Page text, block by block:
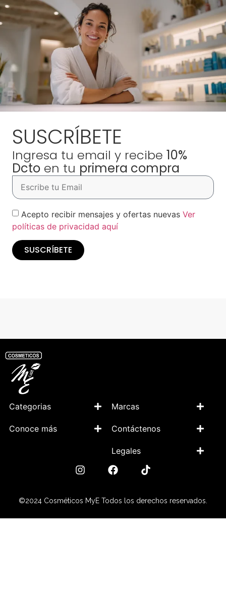
SUSCRÍBETE
Ingresa tu email y recibe 10%
Dcto en tu primera compra
Acepto recibir mensajes y ofertas nuevas Ver
políticas de privacidad aquí
SUSCRÍBETE
Categorias
Conoce más
Marcas
Contáctenos
Legales
©2024 Cosméticos MyE Todos los derechos reservados.